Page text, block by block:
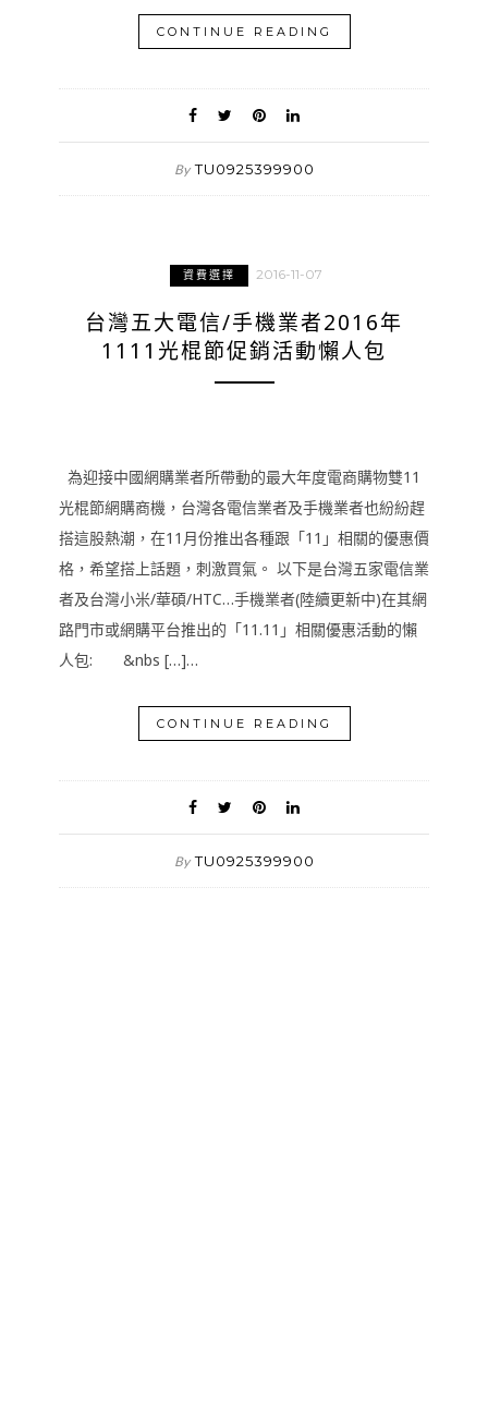
CONTINUE READING
By TU0925399900
資費選擇 2016-11-07
台灣五大電信/手機業者2016年
1111光棍節促銷活動懶人包
為迎接中國網購業者所帶動的最大年度電商購物雙11
光棍節網購商機，台灣各電信業者及手機業者也紛紛趕
搭這股熱潮，在11月份推出各種跟「11」相關的優惠價
格，希望搭上話題，刺激買氣。 以下是台灣五家電信業
者及台灣小米/華碩/HTC…手機業者(陸續更新中)在其網
路門市或網購平台推出的「11.11」相關優惠活動的懶
人包: &nbs […]…
CONTINUE READING
By TU0925399900